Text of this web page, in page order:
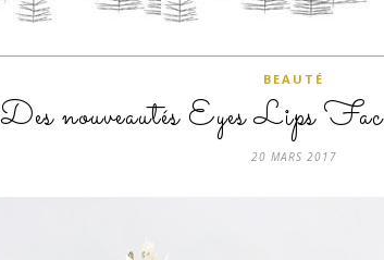
BEAUTÉ
Des nouveautés Eyes Lips
20 MARS 2017